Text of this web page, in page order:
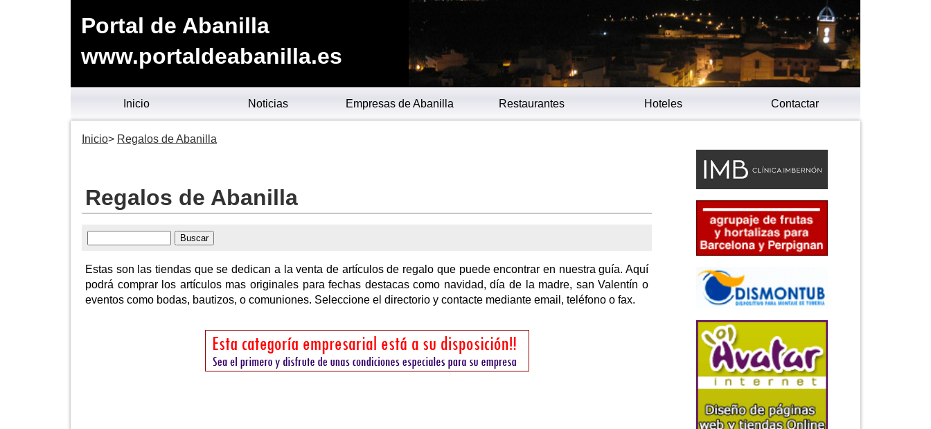
Portal de Abanilla
www.portaldeabanilla.es
Inicio Noticias Empresas de Abanilla Restaurantes Hoteles Contactar
Inicio Regalos de Abanilla
Regalos de Abanilla
Estas son las tiendas que se dedican a la venta de artículos de regalo que puede encontrar en nuestra guía. Aquí
podrá comprar los artículos mas originales para fechas destacas como navidad, día de la madre, san Valentín o
eventos como bodas, bautizos, o comuniones. Seleccione el directorio y contacte mediante email, teléfono o fax.